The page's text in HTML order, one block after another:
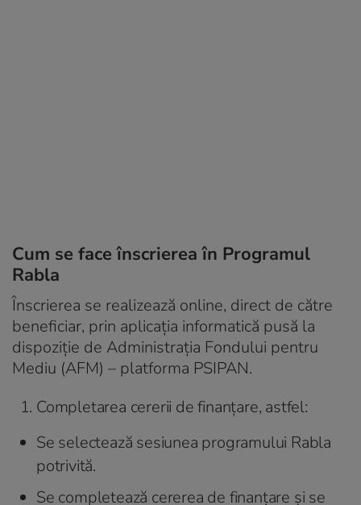
Cum se face înscrierea în Programul
Rabla
Înscrierea se realizează online, direct de către
beneficiar, prin aplicația informatică pusă la
dispoziție de Administrația Fondului pentru
Mediu (AFM) – platforma PSIPAN.
Completarea cererii de finanțare, astfel:
Se selectează sesiunea programului Rabla
potrivită.
Se completează cererea de finanțare și se